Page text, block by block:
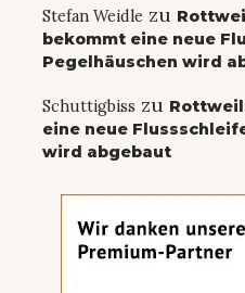
Stefan Weidle zu
bekommt eine neue
Pegelhäuschen wird
Schuttigbiss zu
eine neue
wird abgebaut